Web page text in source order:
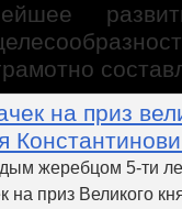
жеребцом 5-ти
на приз Великого